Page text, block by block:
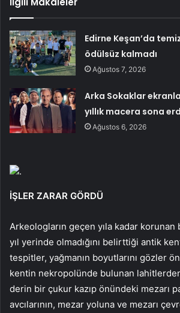
Edirne Keşan’da
ödülsüz kalmadı
Ağustos 7, 2026
Arka Sokaklar
yıllık macera sona
Ağustos 6, 2026
.
İŞLER ZARAR GÖRDÜ
Arkeologların geçen yıla kadar korunan
yıl yerinde olmadığını belirttiği antik
tespitler, yağmanın boyutlarını gözler
kentin nekropolünde bulunan
derin bir çukur kazıp önündeki mezarı
avcılarının, mezar yoluna ve mezarı